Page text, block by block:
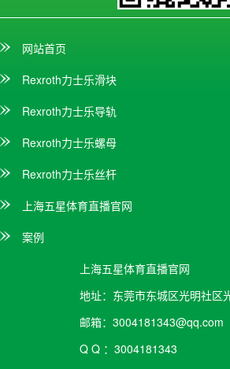
网站首页
Rexroth力士乐滑块
Rexroth力士乐导轨
Rexroth力士乐螺母
Rexroth力士乐丝杆
上海五星体育直播官网
案例
上海五星体育直播官网
地址： 东莞市东城区光明社区
邮箱： 3004181343@qq.com
Q Q ： 3004181343